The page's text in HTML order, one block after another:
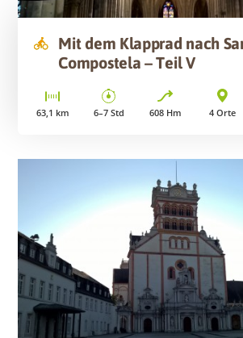
Mit dem Klapprad nach
Compostela – Teil V
63,1 km 6–7 Std 608 Hm 4Orte